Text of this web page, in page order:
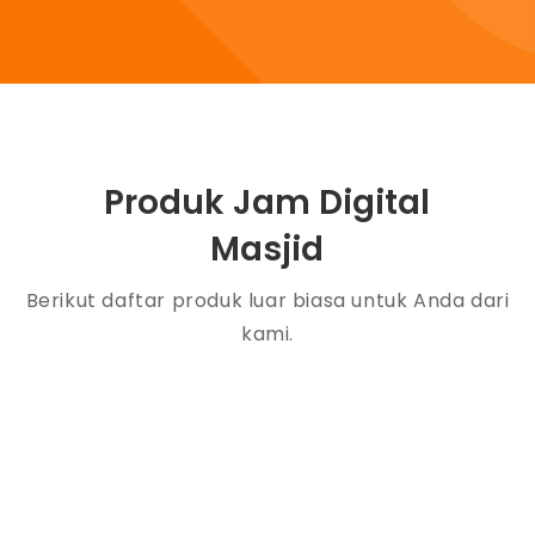
Produk Jam Digital
Masjid
Berikut daftar produk luar biasa untuk Anda dari
kami.